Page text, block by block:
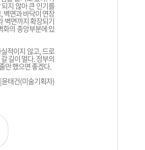
지 않아 큰 인기를
벽면과 바닥이 연장
벽면까지 확장되기
화의 중앙부분에 있
적이지 않고, 드로
길이 멀다. 정부의
만 했으면 좋겠다.
윤태건(미술기획자)